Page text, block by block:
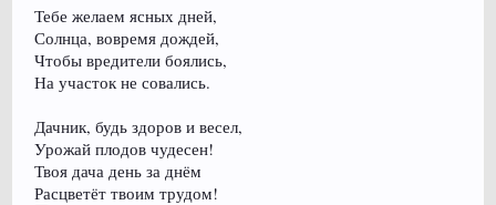
Тебе желаем ясных дней,
Солнца, вовремя дождей,
Чтобы вредители боялись,
На участок не совались.
Дачник, будь здоров и весел,
Урожай плодов чудесен!
Твоя дача день за днём
Расцветёт твоим трудом!